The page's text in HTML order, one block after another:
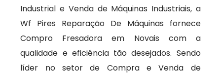
Industrial e Venda de Máquinas Industriais, a
Wf Pires Reparação De Máquinas fornece
Compro Fresadora em Novais com a
qualidade e eficiência tão desejados. Sendo
líder no setor de Compra e Venda de